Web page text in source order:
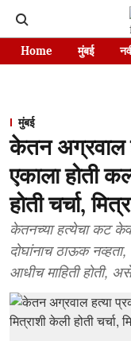
Home मुंबई
मुंबई
केतन अग्रवाल
एकाला होती
होती चर्चा,
केतनच्या हत्येचा कट
दोघांनाच ठाऊक नव्हता,
आधीच माहिती होती,